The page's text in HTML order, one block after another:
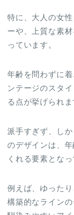
特に、大人の女
ーや、上質な素
っています。
年齢を問わずに
ンテージのスタ
る点が挙げられま
派手すぎず、し
のデザインは、
くれる要素となっ
例えば、ゆった
構築的なライン